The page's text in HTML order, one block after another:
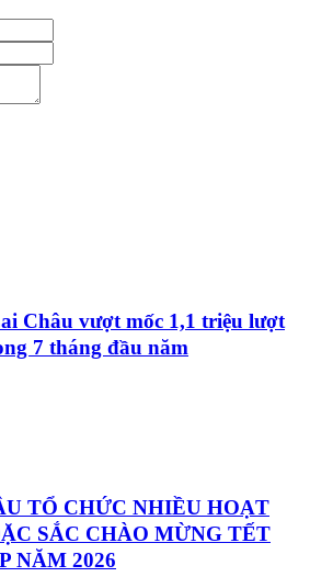
Châu vượt mốc 1,1 triệu lượt
7 tháng đầu năm
TỔ CHỨC NHIỀU HOẠT
SẮC CHÀO MỪNG TẾT
NĂM 2026